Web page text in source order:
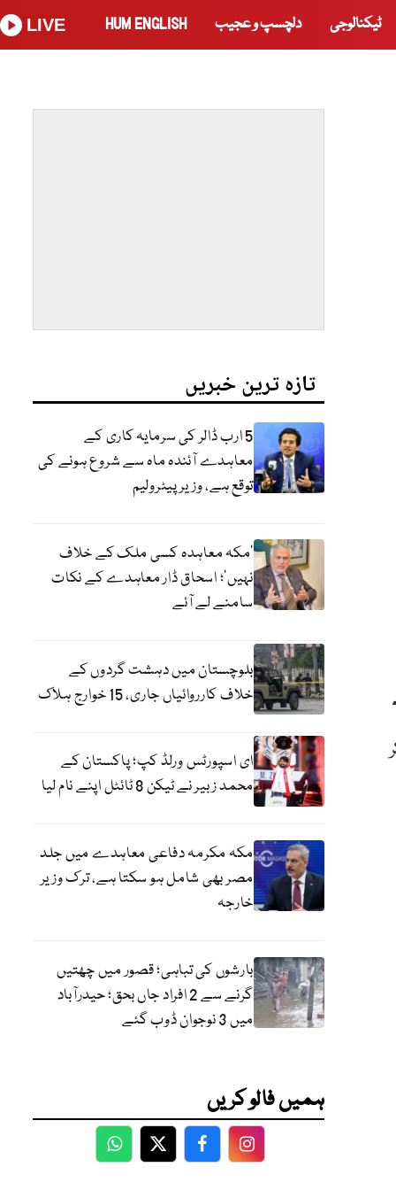
ٹیکنالوجی دلچسپ و عجیب HUM ENGLISH
LIVE
تازہ ترین خبریں
5 ارب ڈالر کی سرمایہ کاری کے
معاہدے آئندہ ماہ سے شروع ہونے کی
توقع ہے، وزیر پیٹرولیم
‘مکہ معاہدہ کسی ملک کے خلاف
نہیں’؛ اسحاق ڈار معاہدے کے نکات
سامنے لے آئے
بلوچستان میں دہشت گردوں کے
خلاف کارروائیاں جاری، 15 خوارج ہلاک
ای اسپورٹس ورلڈ کپ؛ پاکستان کے
محمد زبیر نے ٹیکن 8 ٹائٹل اپنے نام لیا
مکہ مکرمہ دفاعی معاہدے میں جلد
مصر بھی شامل ہو سکتا ہے، ترک وزیر
خارجہ
بارشوں کی تباہی؛ قصور میں چھتیں
گرنے سے 2 افراد جاں بحق؛ حیدرآباد
میں 3 نوجوان ڈوب گئے
ہمیں فالو کریں
WhatsApp
TwitterFacebookFacebook